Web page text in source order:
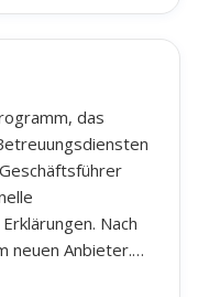
das
Nach
neuen Anbieter.
denke, wir haben